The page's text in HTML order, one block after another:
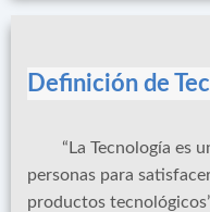
Definición de
“La Tecnología es
personas para
productos